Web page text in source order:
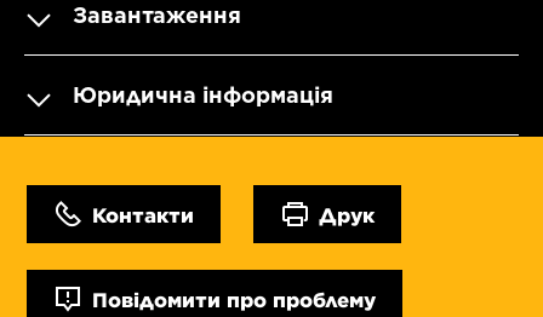
Завантаження
Юридична інформація
Контакти Друк
Повідомити про проблему